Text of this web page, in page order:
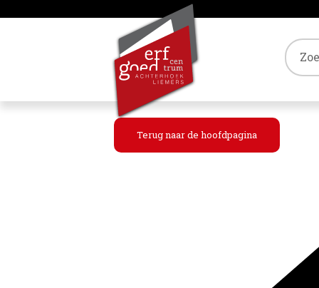
Terug naar de hoofdpagina